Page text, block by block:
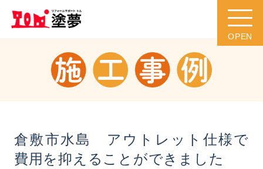
倉敷市水島 アウトレット仕様で
費用を抑えることができました